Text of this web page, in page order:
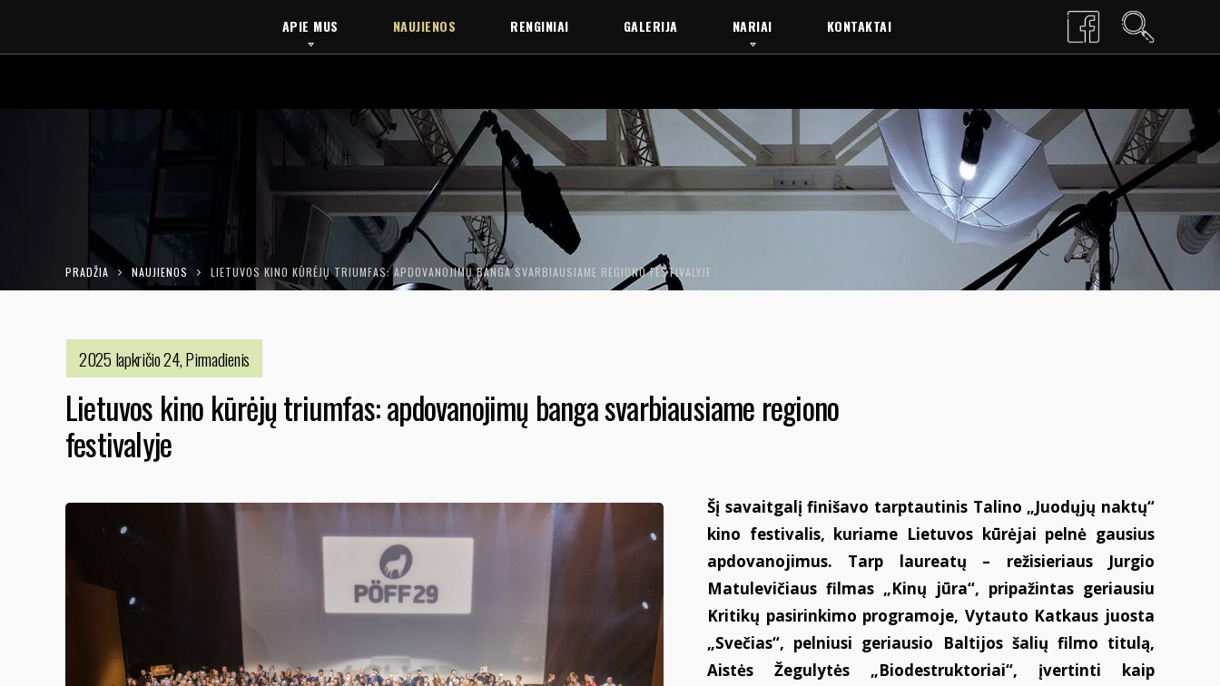
APIE MUS NAUJIENOS RENGINIAI GALERIJA NARIAI KONTAKTAI
PRADŽIA NAUJIENOS LIETUVOS KINO KŪRĖJŲ TRIUMFAS: APDOVANOJIMŲ BANGA SVARBIAUSIAME REGIONO FESTIVALYJE
2025 lapkričio 24, Pirmadienis
Lietuvos kino kūrėjų triumfas: apdovanojimų banga svarbiausiame regiono
festivalyje
Šį savaitgalį finišavo tarptautinis Talino „Juodųjų naktų“
kino festivalis, kuriame Lietuvos kūrėjai pelnė gausius
apdovanojimus. Tarp laureatų – režisieriaus Jurgio
Matulevičiaus filmas „Kinų jūra“, pripažintas geriausiu
Kritikų pasirinkimo programoje, Vytauto Katkaus juosta
„Svečias“, pelniusi geriausio Baltijos šalių filmo titulą,
Aistės Žegulytės „Biodestruktoriai“, įvertinti kaip